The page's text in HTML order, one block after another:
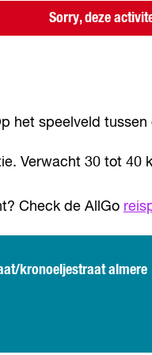
Sorry, deze
het speelveld
Verwacht 30 tot
Check de AllGo
kronoeljestraat almere